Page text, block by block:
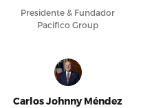
Presidente & Fundador
Pacifico Group
Carlos Johnny Méndez